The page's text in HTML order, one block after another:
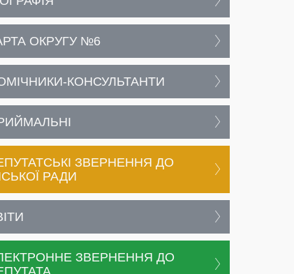
ОКРУГУ №6
КОНСУЛЬТАНТИ
ЗВЕРНЕННЯ ДО
РАДИ
ЗВЕРНЕННЯ ДО